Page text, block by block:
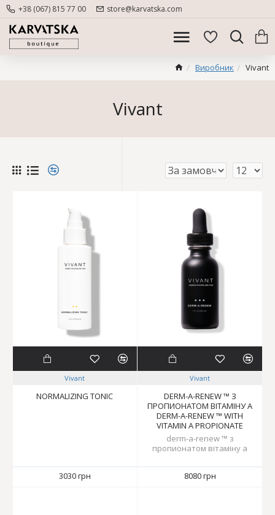
+38 (067) 815 77 00 store@karvatska.com
Виробник Vivant
Vivant
Vivant
NORMALIZING TONIC
3030 грн
Vivant
DERM-A-RENEW ™ З
ПРОПИОНАТОМ ВІТАМІНУ А
DERM-A-RENEW ™ WITH
VITAMIN A PROPIONATE
derm-a-renew ™ з
пропионатом вітаміну а
8080 грн